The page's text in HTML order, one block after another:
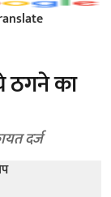
ठगने का
दर्ज